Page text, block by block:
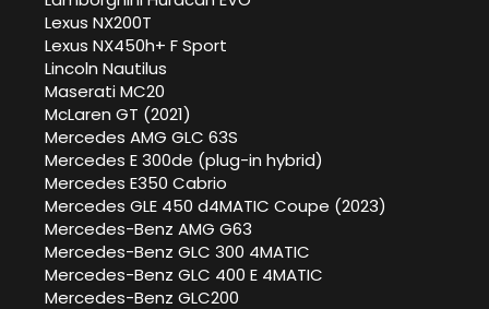
Lexus NX200T
Lexus NX450h+ F Sport
Lincoln Nautilus
Maserati MC20
McLaren GT (2021)
Mercedes AMG GLC 63S
Mercedes E 300de (plug-in hybrid)
Mercedes E350 Cabrio
Mercedes GLE 450 d4MATIC Coupe (2023)
Mercedes-Benz AMG G63
Mercedes-Benz GLC 300 4MATIC
Mercedes-Benz GLC 400 E 4MATIC
Mercedes-Benz GLC200